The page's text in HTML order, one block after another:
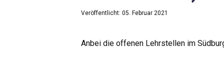
Veröffentlicht: 05. Februar 2021
Anbei die offenen Lehrstellen im